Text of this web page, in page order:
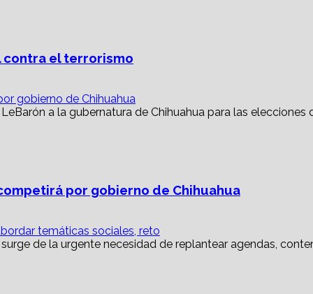
contra el terrorismo
gobierno de Chihuahua
por gobierno de Chihuahua
temáticas sociales, reto